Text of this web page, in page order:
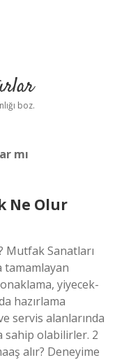
boz.
mı
Ne Olur
Mutfak Sanatları
tamamlayan
yiyecek-
hazırlama
servis alanlarında
sahip olabilirler. 2
alır? Deneyime